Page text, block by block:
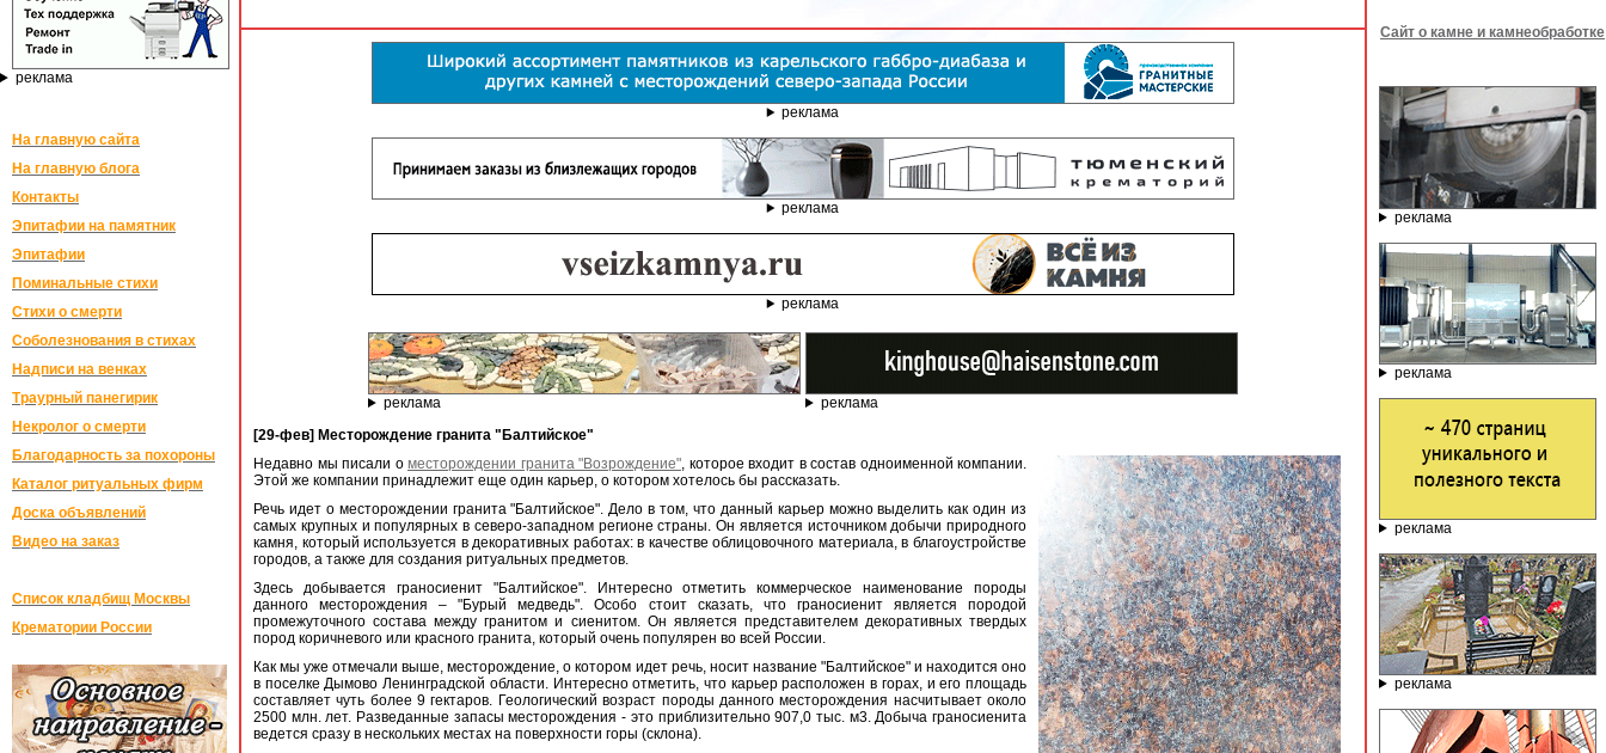
реклама
На главную сайта
На главную блога
Контакты
Эпитафии на памятник
Эпитафии
Поминальные стихи
Стихи о смерти
Соболезнования в стихах
Надписи на венках
Траурный панегирик
Некролог о смерти
Благодарность за похороны
Каталог ритуальных фирм
Доска объявлений
Видео на заказ
Список кладбищ Москвы
Крематории России
реклама
реклама
реклама
реклама
реклама
[29-фев] Месторождение гранита "Балтийское"
Недавно мы писали о месторождении гранита "Возрождение", которое входит в состав одноименной компании.
Этой же компании принадлежит еще один карьер, о котором хотелось бы рассказать.
Речь идет о месторождении гранита "Балтийское". Дело в том, что данный карьер можно выделить как один из
самых крупных и популярных в северо-западном регионе страны. Он является источником добычи природного
камня, который используется в декоративных работах: в качестве облицовочного материала, в благоустройстве
городов, а также для создания ритуальных предметов.
Здесь добывается граносиенит "Балтийское". Интересно отметить коммерческое наименование породы
данного месторождения – "Бурый медведь". Особо стоит сказать, что граносиенит является породой
промежуточного состава между гранитом и сиенитом. Он является представителем декоративных твердых
пород коричневого или красного гранита, который очень популярен во всей России.
Как мы уже отмечали выше, месторождение, о котором идет речь, носит название "Балтийское" и находится оно
в поселке Дымово Ленинградской области. Интересно отметить, что карьер расположен в горах, и его площадь
составляет чуть более 9 гектаров. Геологический возраст породы данного месторождения насчитывает около
2500 млн. лет. Разведанные запасы месторождения - это приблизительно 907,0 тыс. м3. Добыча граносиенита
ведется сразу в нескольких местах на поверхности горы (склона).
Сайт о камне и камнеобработке
реклама
реклама
реклама
реклама